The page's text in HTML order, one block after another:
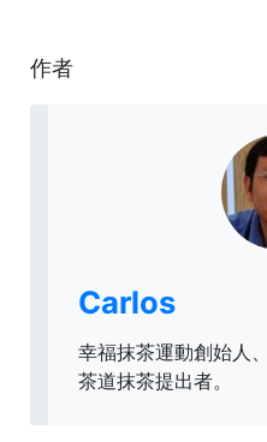
作者
Carlos
幸福抹茶運動創始人
茶道抹茶提出者。